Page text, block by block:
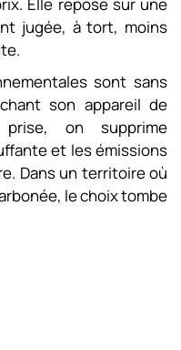
jugée, à tort, moins
sont sans
son appareil de
on supprime
et les émissions
Dans un territoire où
le choix tombe